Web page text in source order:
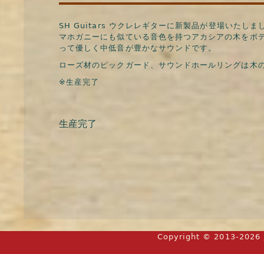
SH Guitars ウクレレギターに新製品が登場いたしま
マホガニーにも似ている音色を持つアカシアの木を
って優しく中低音が豊かなサウンドです。
ローズ材のピックガード、サウンドホールリングは木
※生産完了
生産完了
Copyright © 2013-2026